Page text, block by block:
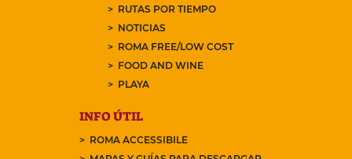
RUTAS POR TIEMPO
NOTICIAS
ROMA FREE/LOW COST
FOOD AND WINE
PLAYA
INFO ÚTIL
ROMA ACCESSIBILE